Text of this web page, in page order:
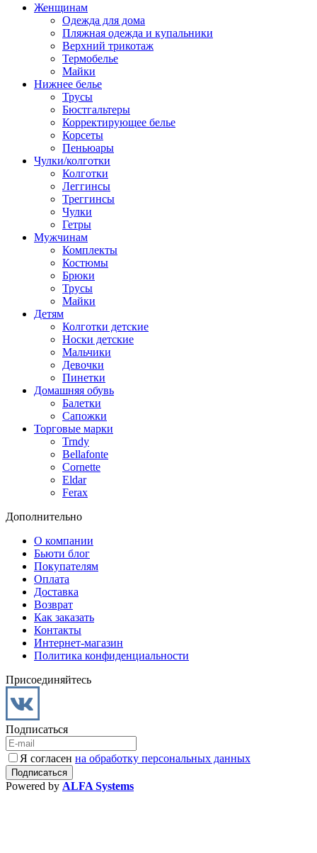
Женщинам
Одежда для дома
Пляжная одежда и купальники
Верхний трикотаж
Термобелье
Майки
Нижнее белье
Трусы
Бюстгальтеры
Корректирующее белье
Корсеты
Пеньюары
Чулки/колготки
Колготки
Леггинсы
Треггинсы
Чулки
Гетры
Мужчинам
Комплекты
Костюмы
Брюки
Трусы
Майки
Детям
Колготки детские
Носки детские
Мальчики
Девочки
Пинетки
Домашняя обувь
Балетки
Сапожки
Торговые марки
Trndy
Bellafonte
Cornette
Eldar
Ferax
Дополнительно
О компании
Бьюти блог
Покупателям
Оплата
Доставка
Возврат
Как заказать
Контакты
Интернет-магазин
Политика конфиденциальности
Присоединяйтесь
Подписаться
Я согласен на обработку персональных данных
Powered by ALFA Systems